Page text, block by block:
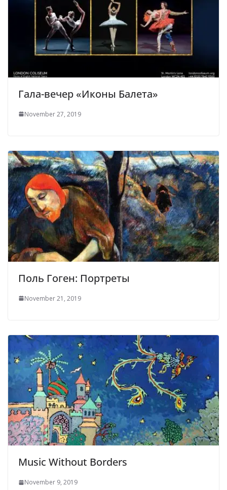
Гала-вечер «Иконы Балета»
November 27, 2019
Поль Гоген: Портреты
November 21, 2019
Music Without Borders
November 9, 2019